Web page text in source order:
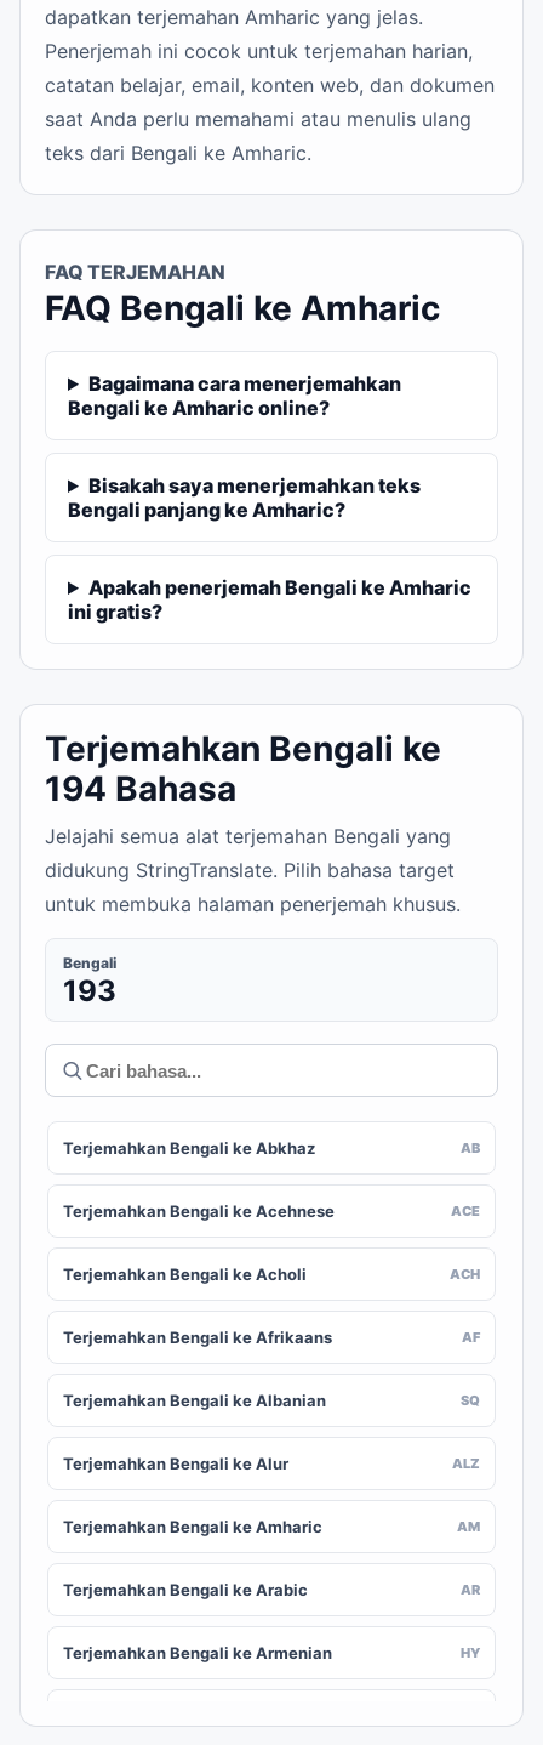
dapatkan terjemahan Amharic yang jelas.
Penerjemah ini cocok untuk terjemahan harian,
catatan belajar, email, konten web, dan dokumen
saat Anda perlu memahami atau menulis ulang
teks dari Bengali ke Amharic.
FAQ TERJEMAHAN
FAQ Bengali ke Amharic
Bagaimana cara menerjemahkan
Bengali ke Amharic online?
Bisakah saya menerjemahkan teks
Bengali panjang ke Amharic?
Apakah penerjemah Bengali ke Amharic
ini gratis?
Terjemahkan Bengali ke
194 Bahasa
Jelajahi semua alat terjemahan Bengali yang
didukung StringTranslate. Pilih bahasa target
untuk membuka halaman penerjemah khusus.
Bengali
193
Terjemahkan Bengali ke Abkhaz AB
Terjemahkan Bengali ke Acehnese ACE
Terjemahkan Bengali ke Acholi ACH
Terjemahkan Bengali ke Afrikaans AF
Terjemahkan Bengali ke Albanian SQ
Terjemahkan Bengali ke Alur ALZ
Terjemahkan Bengali ke Amharic AM
Terjemahkan Bengali ke Arabic AR
Terjemahkan Bengali ke Armenian HY